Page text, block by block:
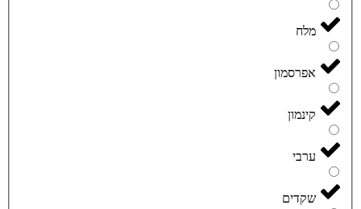
מלח
אפרסמון
קינמון
ערבי
שקדים